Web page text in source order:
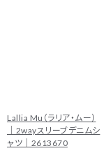
Lallia Mu（ラリア・ムー）
｜2wayスリーブデニムシ
ャツ｜2613670